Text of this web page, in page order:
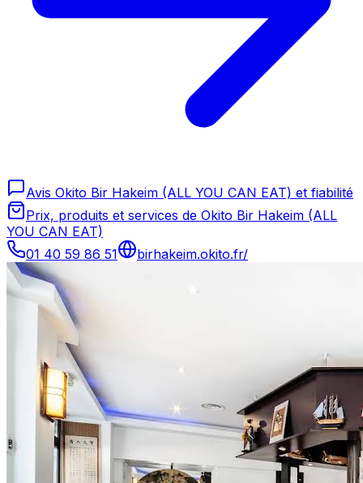
Avis Okito Bir Hakeim (ALL YOU CAN EAT) et fiabilité
Prix, produits et services de Okito Bir Hakeim (ALL
YOU CAN EAT)
01 40 59 86 51
birhakeim.okito.fr/